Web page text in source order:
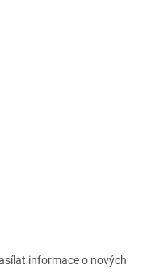
informace o nových